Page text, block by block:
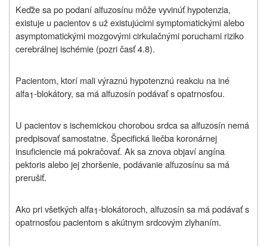
Keďže sa po podaní alfuzosínu môže vyvinúť hypotenzia,
existuje u pacientov s už existujúcimi symptomatickými alebo
asymptomatickými mozgovými cirkulačnými poruchami riziko
cerebrálnej ischémie (pozri časť 4.8).
Pacientom, ktorí mali výraznú hypotenznú reakciu na iné
alfa1-blokátory, sa má alfuzosín podávať s opatrnosťou.
U pacientov s ischemickou chorobou srdca sa alfuzosín nemá
predpisovať samostatne. Špecifická liečba koronárnej
insuficiencie má pokračovať. Ak sa znova objaví angína
pektoris alebo jej zhoršenie, podávanie alfuzosínu sa má
prerušiť.
Ako pri všetkých alfa1-blokátoroch, alfuzosín sa má podávať s
opatrnosťou pacientom s akútnym srdcovým zlyhaním.